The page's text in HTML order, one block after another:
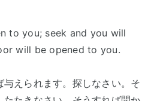
to you; seek and you will
will be opened to you.
えられます。探しなさい。そ